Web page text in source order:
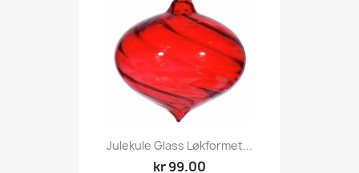
Julekule Glass Løkformet...
kr 99.00